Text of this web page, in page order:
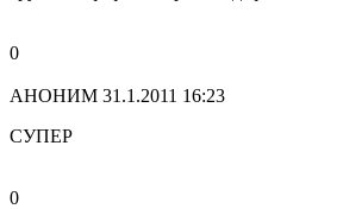
0
АНОНИМ 31.1.2011 16:23
СУПЕР
0